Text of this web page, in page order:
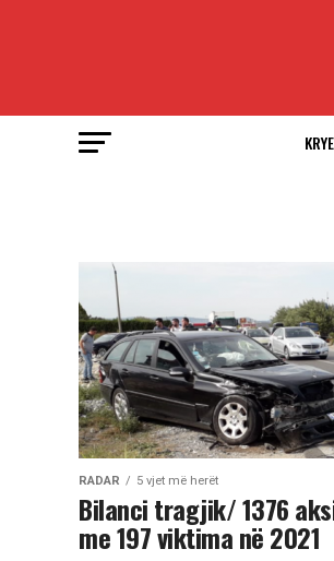
RADAR 5 vjet më herët
Bilanci tragjik/ 1376
me 197 viktima në 2021